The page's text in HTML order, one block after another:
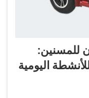
للمسنين:
اليومية